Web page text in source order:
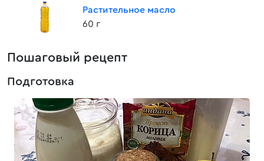
Растительное масло
60 г
Пошаговый рецепт
Подготовка